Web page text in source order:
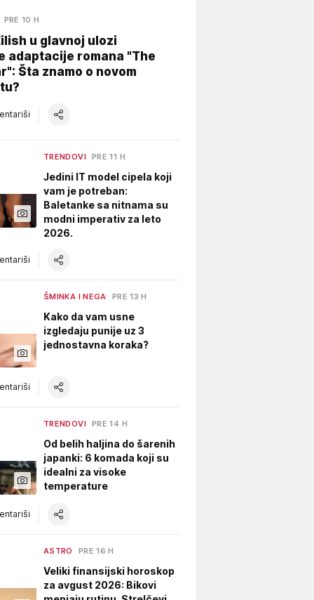
PRE 10 H
u glavnoj ulozi
adaptacije romana "The
Šta znamo o novom
TRENDOVI PRE 11 H
Jedini IT model cipela koji
vam je potreban:
Baletanke sa nitnama su
modni imperativ za leto
2026.
ŠMINKA I NEGA PRE 13 H
Kako da vam usne
izgledaju punije uz 3
jednostavna koraka?
TRENDOVI PRE 14 H
Od belih haljina do šarenih
japanki: 6 komada koji su
idealni za visoke
temperature
ASTRO PRE 16 H
Veliki finansijski horoskop
za avgust 2026: Bikovi